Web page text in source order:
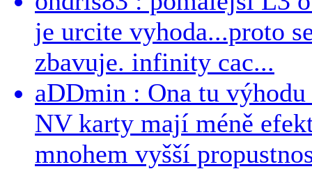
je urcite vyhoda...proto
zbavuje. infinity cac...
aDDmin : Ona tu
NV karty mají méně
mnohem vyšší